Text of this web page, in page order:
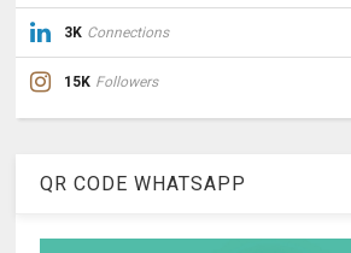
3K Connections
15K Followers
QR CODE WHATSAPP